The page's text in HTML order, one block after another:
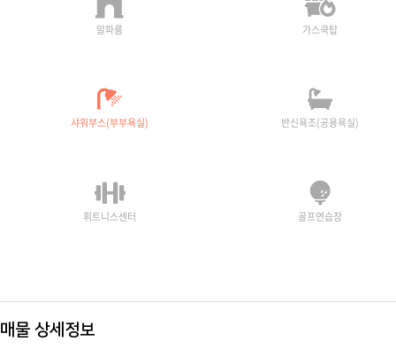
알파룸 가스쿡탑
샤워부스(부부욕실) 반신욕조(공용욕실)
휘트니스센터 골프연습장
매물 상세정보